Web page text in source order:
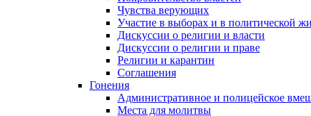
Чувства верующих
Участие в выборах и в политической
Дискуссии о религии и власти
Дискуссии о религии и праве
Религии и карантин
Соглашения
Гонения
Административное и полицейское
Места для молитвы